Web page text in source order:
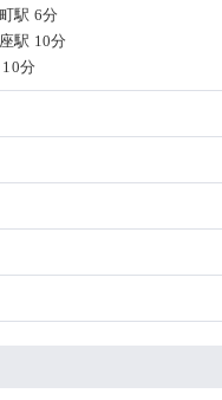
駅 6分
駅 10分
分